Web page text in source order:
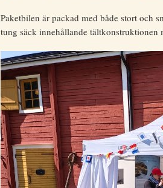
Paketbilen är packad med både stort och
tung säck innehållande tältkonstruktionen